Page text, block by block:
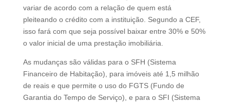
variar de acordo com a relação de quem está
pleiteando o crédito com a instituição. Segundo a CEF,
isso fará com que seja possível baixar entre 30% e 50%
o valor inicial de uma prestação imobiliária.
As mudanças são válidas para o SFH (Sistema
Financeiro de Habitação), para imóveis até 1,5 milhão
de reais e que permite o uso do FGTS (Fundo de
Garantia do Tempo de Serviço), e para o SFI (Sistema